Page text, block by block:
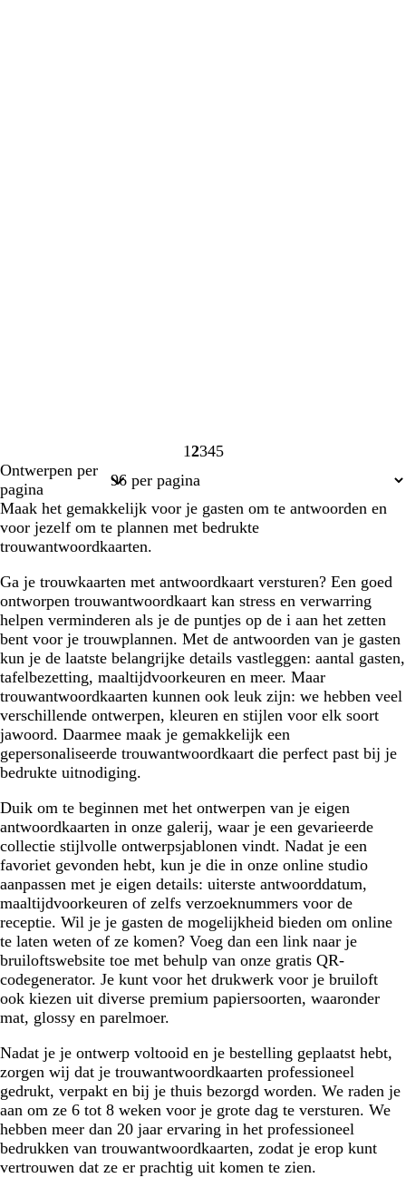
Pagina
1
1Pagina
2
2Pagina
3Pagina
4Pagina
5
Ontwerpen per
pagina
Maak het gemakkelijk voor je gasten om te antwoorden en
voor jezelf om te plannen met bedrukte
trouwantwoordkaarten.
Ga je trouwkaarten met antwoordkaart versturen? Een goed
ontworpen trouwantwoordkaart kan stress en verwarring
helpen verminderen als je de puntjes op de i aan het zetten
bent voor je trouwplannen. Met de antwoorden van je gasten
kun je de laatste belangrijke details vastleggen: aantal gasten,
tafelbezetting, maaltijdvoorkeuren en meer. Maar
trouwantwoordkaarten kunnen ook leuk zijn: we hebben veel
verschillende ontwerpen, kleuren en stijlen voor elk soort
jawoord. Daarmee maak je gemakkelijk een
gepersonaliseerde trouwantwoordkaart die perfect past bij je
bedrukte uitnodiging.
Duik om te beginnen met het ontwerpen van je eigen
antwoordkaarten in onze galerij, waar je een gevarieerde
collectie stijlvolle ontwerpsjablonen vindt. Nadat je een
favoriet gevonden hebt, kun je die in onze online studio
aanpassen met je eigen details: uiterste antwoorddatum,
maaltijdvoorkeuren of zelfs verzoeknummers voor de
receptie. Wil je je gasten de mogelijkheid bieden om online
te laten weten of ze komen? Voeg dan een link naar je
bruiloftswebsite toe met behulp van onze gratis QR-
codegenerator. Je kunt voor het drukwerk voor je bruiloft
ook kiezen uit diverse premium papiersoorten, waaronder
mat, glossy en parelmoer.
Nadat je je ontwerp voltooid en je bestelling geplaatst hebt,
zorgen wij dat je trouwantwoordkaarten professioneel
gedrukt, verpakt en bij je thuis bezorgd worden. We raden je
aan om ze 6 tot 8 weken voor je grote dag te versturen. We
hebben meer dan 20 jaar ervaring in het professioneel
bedrukken van trouwantwoordkaarten, zodat je erop kunt
vertrouwen dat ze er prachtig uit komen te zien.